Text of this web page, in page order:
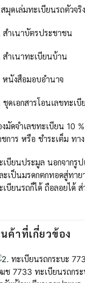
สมุดเล่มทะเบียนรถตัว
สำเนาบัตรประชาชน
สำเนาทะเบียนบ้าน
หนังสือมอบอำนาจ
ชุดเอกสารโอนเลขทะเ
งมัดจำเลขทะเบียน 10
ชการ หรือ ชำระเต็ม ท
เบียนประมูล นอกจากรู
ะเป็นมรดกตกทอดสู่ทา
เบียนรถก็ได้ ถือลอยได้
ค้าที่เกี่ยวข้อง